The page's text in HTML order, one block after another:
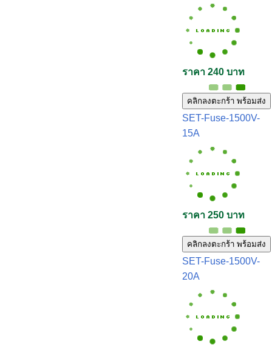
ราคา 240 บาท
คลิกลงตะกร้า พร้อมส่ง
SET-Fuse-1500V-
15A
ราคา 250 บาท
คลิกลงตะกร้า พร้อมส่ง
SET-Fuse-1500V-
20A